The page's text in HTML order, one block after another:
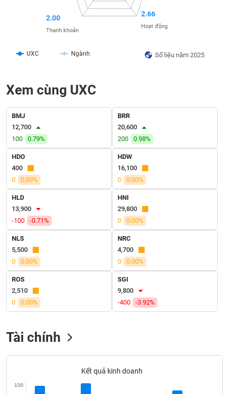
Số liệu năm 2025
UXC Ngành
2.66
Hoạt động
2.00
Thanh khoản
Xem cùng UXC
BMJ
12,700
100
0.79%
BRR
20,600
200
0.98%
HDO
400
0
0.00%
HDW
16,100
0
0.00%
HLD
13,900
-100
-0.71%
HNI
29,800
0
0.00%
NLS
5,500
0
0.00%
NRC
4,700
0
0.00%
ROS
2,510
0
0.00%
SGI
9,800
-400
-3.92%
Tài chính
Kết quả kinh doanh
100
CHÍNH
CÔNG
NGHỆ
THÔNG
TIN
DỊCH
VỤ
TRUYỀN
THÔNG
TIỆN
ĐỘNG
SẢN